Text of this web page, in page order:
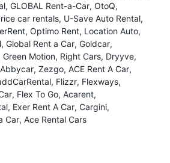
GLOBAL Rent-a-Car OtoQ
car rentals U-Save Auto Rental
Optimo Rent Location Auto
Global Rent a Car Goldcar
Green Motion Right Cars Dryyve
Abbycar Zezgo ACE Rent A Car
Flizzr Flexways
Flex To Go Acarent
Exer Rent A Car Cargini
Car Ace Rental Cars